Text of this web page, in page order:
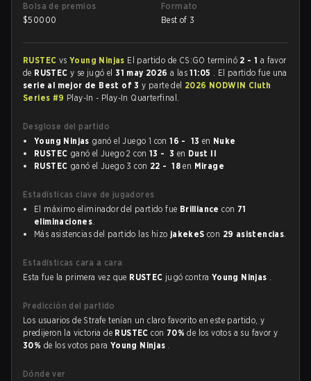
Bolsa de premios
$50000
Formato
Best of 3
RUSTEC vsYoung Ninjas El partido de CS:GO terminó 2 - 1 a favor
de RUSTECy se jugó el31 may 2026a las11:05 . El partido fue una
serie al mejor de Best of 3y parte del 2026 NODWIN Cluth
Series #9 Play-In - Play-In Quarterfinal.
Desglose del partido
Young Ninjas ganó el Juego 1 con16 - 13 en Nuke
RUSTEC ganó el Juego 2 con 13 - 3 en Dust II
RUSTEC ganó el Juego 3 con 22 - 18 en Mirage
Estadísticas clave de jugadores
El máximo eliminador del partido fue Brilliance con 71
eliminaciones.
Más asistencias del partido las hizo jakekeS con 29 asistencias.
Estadísticas cara a cara
Esta fue la primera vez que RUSTEC jugó contra Young Ninjas .
Predicción del partido
Los usuarios de Strafe tenían un claro favorito en este partido, y
predijeron la victoria de RUSTECcon 70%de los votos a su favor y
30% de los votos para Young Ninjas .
Dónde ver